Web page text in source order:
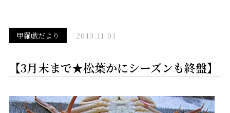
甲羅戯だより 2013.11.01
【3月末まで★松葉かにシーズンも終盤】